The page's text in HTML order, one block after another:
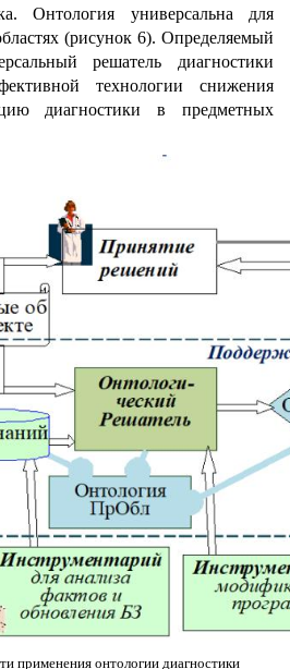
Онтология универсальна для
(рисунок 6). Определяемый
решатель диагностики
технологии снижения
диагностики в предметных
применения онтологии диагностики